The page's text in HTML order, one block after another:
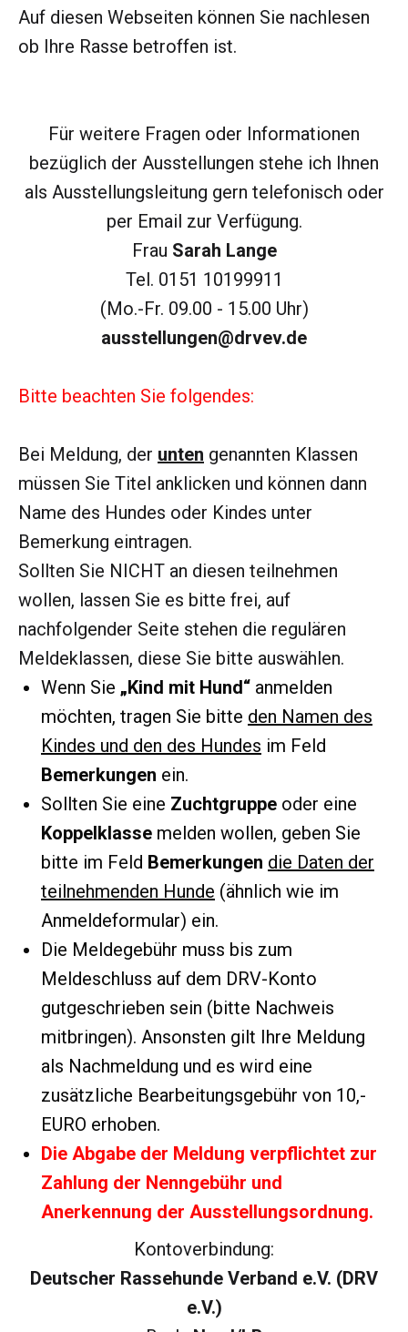
Auf diesen Webseiten können Sie nachlesen
ob Ihre Rasse betroffen ist.
Für weitere Fragen oder Informationen
bezüglich der Ausstellungen stehe ich Ihnen
als Ausstellungsleitung gern telefonisch oder
per Email zur Verfügung.
Frau Sarah Lange
Tel. 0151 10199911
(Mo.-Fr. 09.00 - 15.00 Uhr)
ausstellungen@drvev.de
Bitte beachten Sie folgendes:
Bei Meldung, der unten genannten Klassen
müssen Sie Titel anklicken und können dann
Name des Hundes oder Kindes unter
Bemerkung eintragen.
Sollten Sie NICHT an diesen teilnehmen
wollen, lassen Sie es bitte frei, auf
nachfolgender Seite stehen die regulären
Meldeklassen, diese Sie bitte auswählen.
Wenn Sie „Kind mit Hund“ anmelden
möchten, tragen Sie bitte den Namen des
Kindes und den des Hundes im Feld
Bemerkungen ein.
Sollten Sie eine Zuchtgruppe oder eine
Koppelklasse melden wollen, geben Sie
bitte im Feld Bemerkungen die Daten der
teilnehmenden Hunde (ähnlich wie im
Anmeldeformular) ein.
Die Meldegebühr muss bis zum
Meldeschluss auf dem DRV-Konto
gutgeschrieben sein (bitte Nachweis
mitbringen). Ansonsten gilt Ihre Meldung
als Nachmeldung und es wird eine
zusätzliche Bearbeitungsgebühr von 10,-
EURO erhoben.
Die Abgabe der Meldung verpflichtet zur
Zahlung der Nenngebühr und
Anerkennung der Ausstellungsordnung.
Kontoverbindung:
Deutscher Rassehunde Verband e.V. (DRV
e.V.)